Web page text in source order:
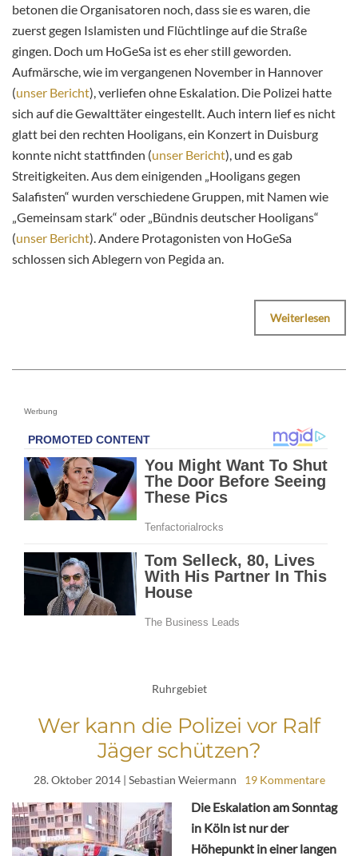
betonen die Organisatoren noch, dass sie es waren, die
zuerst gegen Islamisten und Flüchtlinge auf die Straße
gingen. Doch um HoGeSa ist es eher still geworden.
Aufmärsche, wie im vergangenen November in Hannover
(unser Bericht), verliefen ohne Eskalation. Die Polizei hatte
sich auf die Gewalttäter eingestellt. Auch intern lief es nicht
glatt bei den rechten Hooligans, ein Konzert in Duisburg
konnte nicht stattfinden (unser Bericht), und es gab
Streitigkeiten. Aus dem einigenden „Hooligans gegen
Salafisten“ wurden verschiedene Gruppen, mit Namen wie
„Gemeinsam stark“ oder „Bündnis deutscher Hooligans“
(unser Bericht). Andere Protagonisten von HoGeSa
schlossen sich Ablegern von Pegida an.
Weiterlesen
Werbung
Ruhrgebiet
Wer kann die Polizei vor Ralf
Jäger schützen?
28. Oktober 2014| Sebastian Weiermann 19 Kommentare
Die Eskalation am Sonntag
in Köln ist nur der
Höhepunkt in einer langen